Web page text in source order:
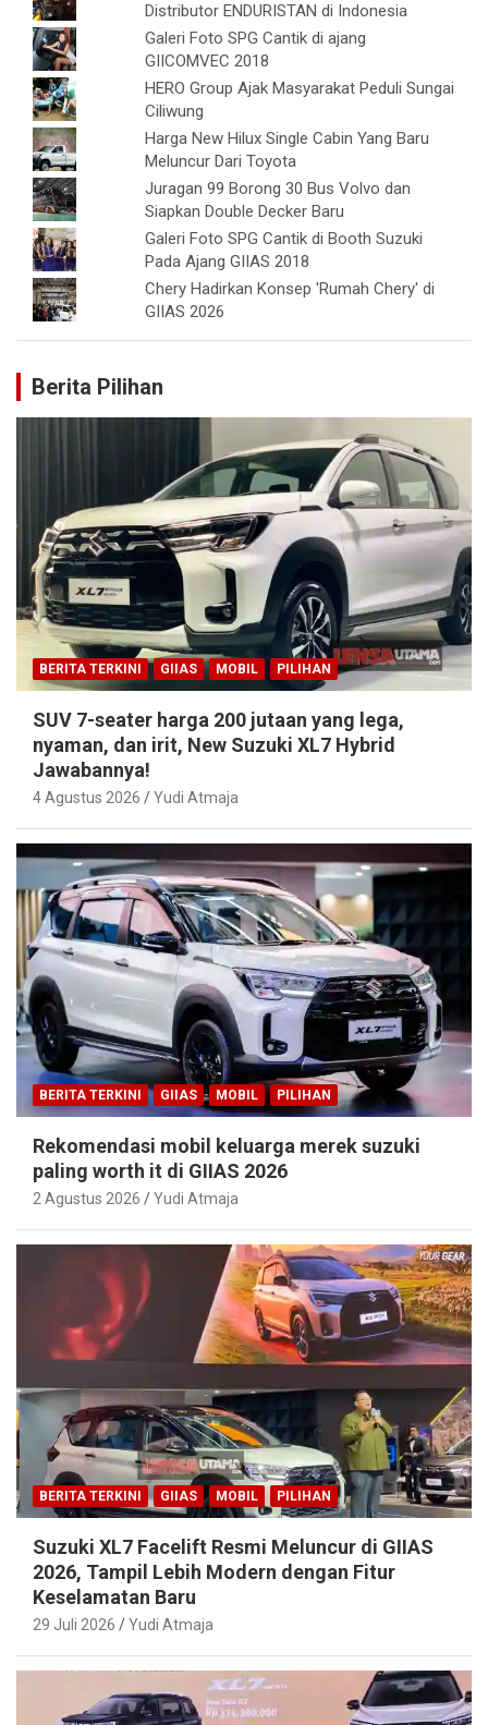
Distributor ENDURISTAN di Indonesia
Galeri Foto SPG Cantik di ajang
GIICOMVEC 2018
HERO Group Ajak Masyarakat Peduli Sungai
Ciliwung
Harga New Hilux Single Cabin Yang Baru
Meluncur Dari Toyota
Juragan 99 Borong 30 Bus Volvo dan
Siapkan Double Decker Baru
Galeri Foto SPG Cantik di Booth Suzuki
Pada Ajang GIIAS 2018
Chery Hadirkan Konsep 'Rumah Chery' di
GIIAS 2026
Berita Pilihan
BERITA TERKINI GIIAS MOBIL PILIHAN
SUV 7-seater harga 200 jutaan yang lega,
nyaman, dan irit, New Suzuki XL7 Hybrid
Jawabannya!
4 Agustus 2026 Yudi Atmaja
BERITA TERKINI GIIAS MOBIL PILIHAN
Rekomendasi mobil keluarga merek suzuki
paling worth it di GIIAS 2026
2 Agustus 2026 Yudi Atmaja
BERITA TERKINI GIIAS MOBIL PILIHAN
Suzuki XL7 Facelift Resmi Meluncur di GIIAS
2026, Tampil Lebih Modern dengan Fitur
Keselamatan Baru
29 Juli 2026 Yudi Atmaja